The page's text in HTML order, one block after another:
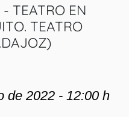
TEATRO EN
TEATRO
de 2022 - 12:00 h